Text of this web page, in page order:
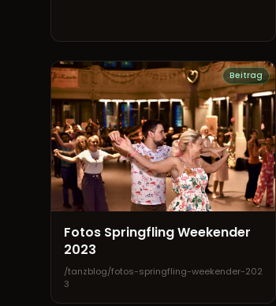
Beitrag
Fotos Springfling Weekender
2023
/tanzblog/fotos-springfling-weekender-202
3